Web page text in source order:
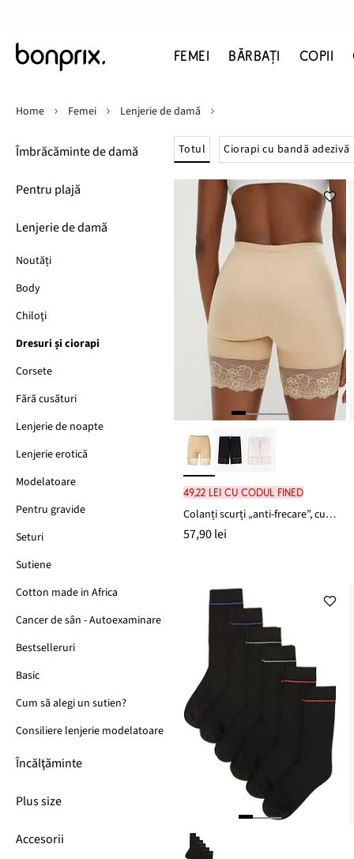
FEMEI BĂRBAŢI COPII
Îmbrăcăminte de damă
Pentru plajă
Lenjerie de damă
Noutăți
Body
Chiloţi
Dresuri și ciorapi
Corsete
Fără cusături
Lenjerie de noapte
Lenjerie erotică
Modelatoare
Pentru gravide
Seturi
Sutiene
Cotton made in Africa
Cancer de sân - Autoexaminare
Bestselleruri
Basic
Cum să alegi un sutien?
Consiliere lenjerie modelatoare
Încălţăminte
Plus size
Accesorii
Home Femei Lenjerie de damă
Totul Ciorapi cu bandă adezivă
49,22 lei cu codul FINED
Colanți scurți „anti-frecare”, cu poliamidă răcoroasă și dantelă
57,90 lei